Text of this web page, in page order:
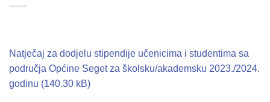
Natječaj za dodjelu stipendije učenicima i studentima sa
područja Općine Seget za školsku/akademsku 2023./2024.
godinu